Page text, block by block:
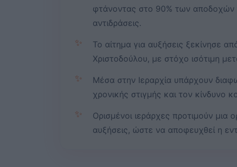
φτάνοντας στο 90% των αποδοχών
αντιδράσεις.
✨
Το αίτημα για αυξήσεις ξεκίνησε
Χριστοδούλου, με στόχο ισότιμη
✨
Μέσα στην Ιεραρχία υπάρχουν
χρονικής στιγμής και τον κίνδυνο
✨
Ορισμένοι ιεράρχες προτιμούν μια
αυξήσεις, ώστε να αποφευχθεί η